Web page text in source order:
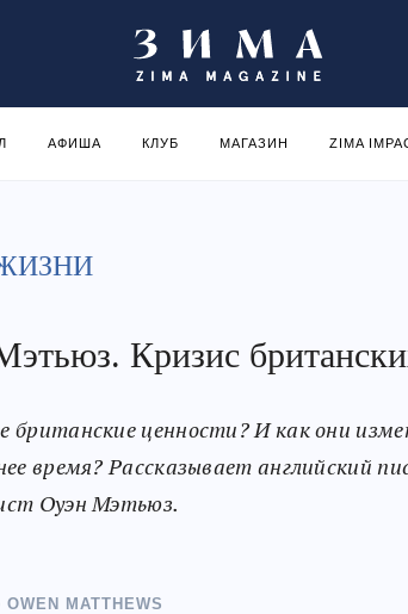
АФИША КЛУБ МАГАЗИН ZIMA
Кризис
британские ценности? И как они
время? Рассказывает английский
Оуэн Мэтьюз.
OWEN MATTHEWS